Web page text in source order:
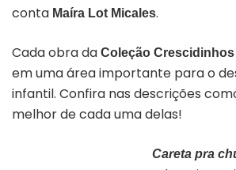
conta Maíra Lot Micales.
Cada obra da Coleção Crescidinhos
em uma área importante para o
infantil. Confira nas descrições
melhor de cada uma delas!
Careta pra